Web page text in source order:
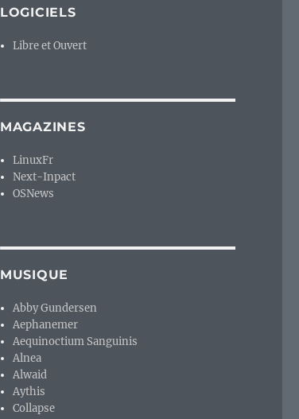
LOGICIELS
Libre et Ouvert
MAGAZINES
LinuxFr
Next-Inpact
OSNews
MUSIQUE
Abby Gundersen
Aephanemer
Aequinoctium Sanguinis
Alnea
Alwaid
Aythis
Collapse